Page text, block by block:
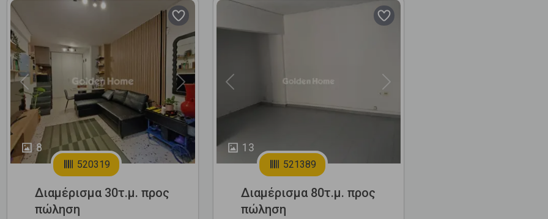
8
Previous Next
520319
Διαμέρισμα 30τ.μ. προς
πώληση
13
Previous Next
521389
Διαμέρισμα 80τ.μ. προς
πώληση